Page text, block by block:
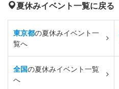
夏休みイベント一覧に戻る
東京都の夏休みイベント一
覧へ
全国の夏休みイベント一覧
へ